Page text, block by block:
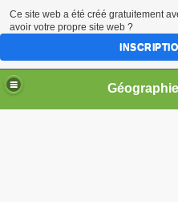
Ce site web a été créé gratuitement
avoir votre propre site web ?